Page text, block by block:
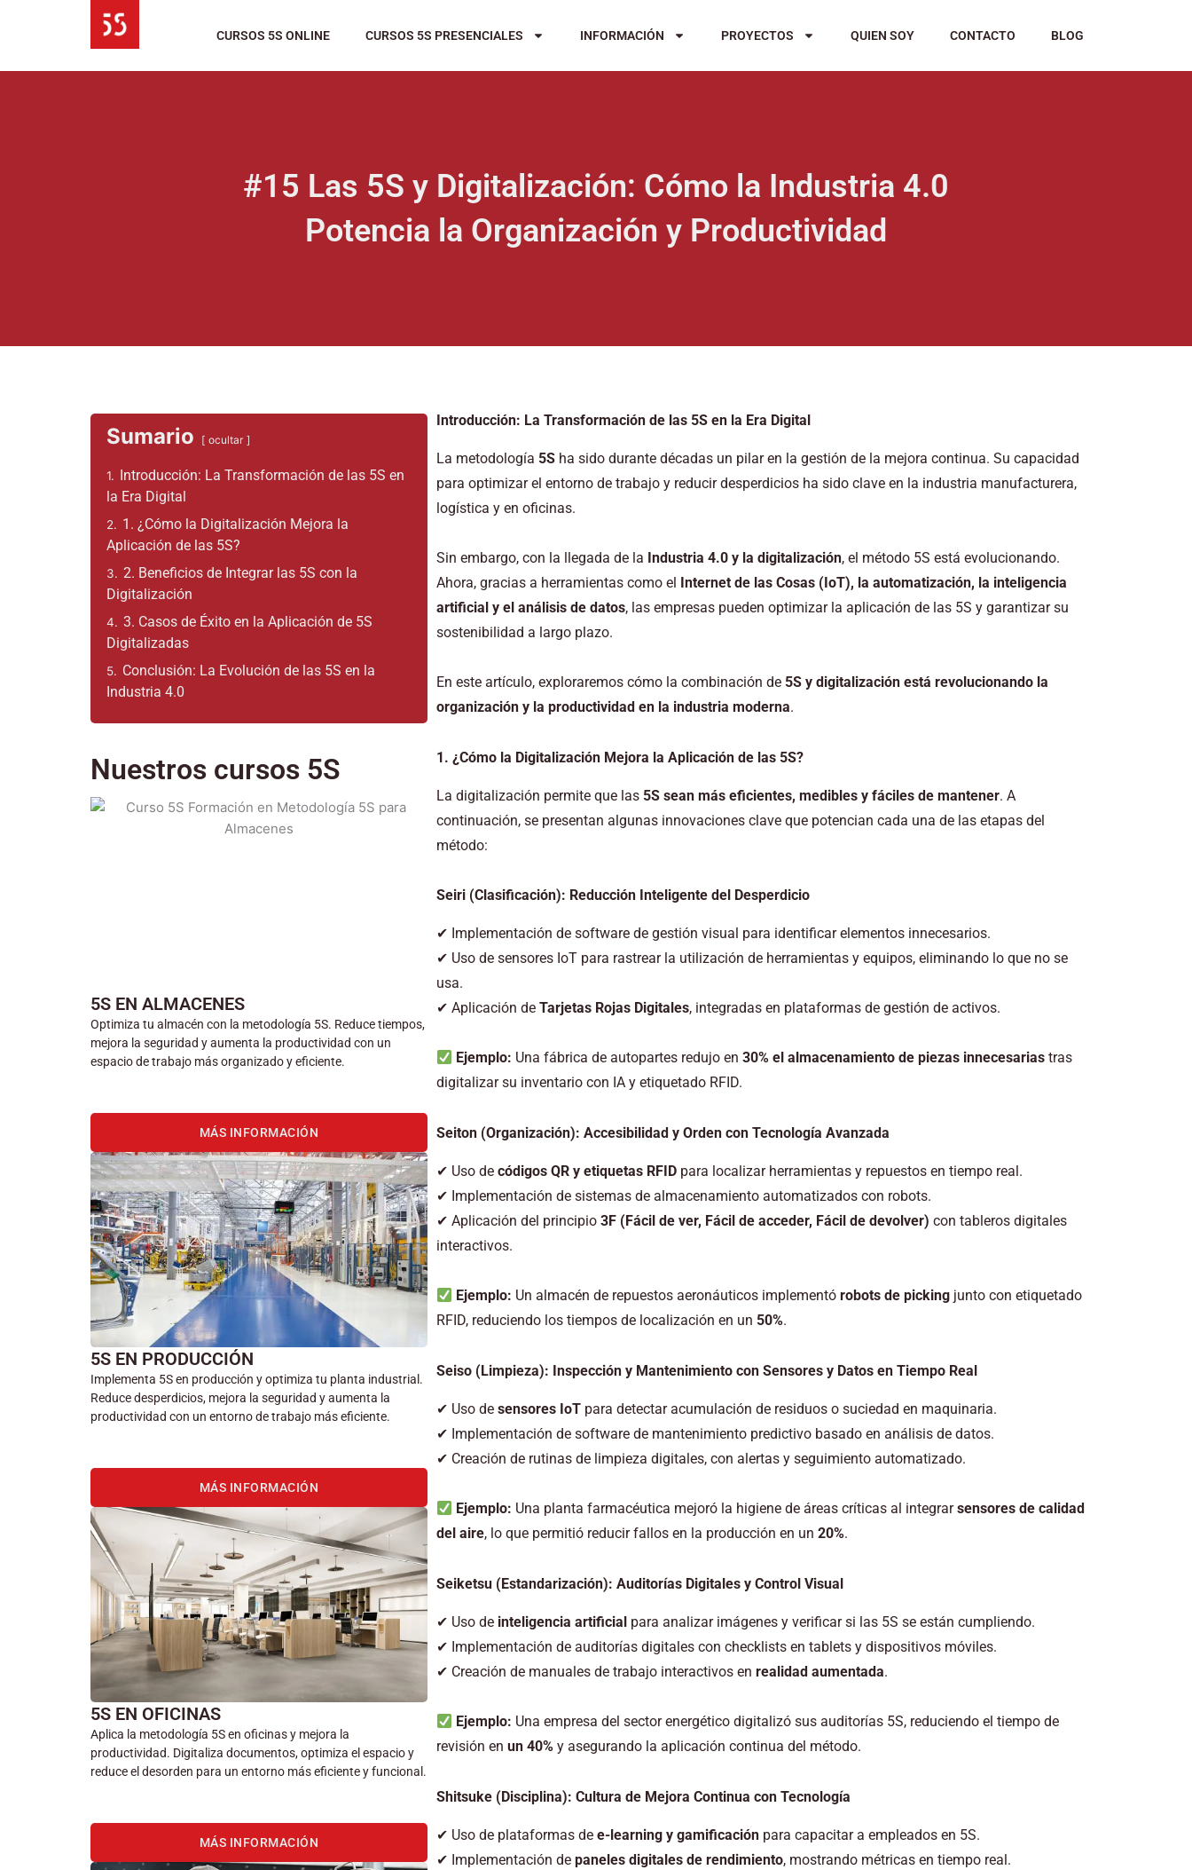
CURSOS 5S ONLINE CURSOS 5S PRESENCIALES INFORMACIÓN PROYECTOS QUIEN SOY CONTACTO BLOG
#15 Las 5S y Digitalización: Cómo la Industria 4.0
Potencia la Organización y Productividad
Sumario ocultar
1. Introducción: La Transformación de las 5S en
la Era Digital
2. 1. ¿Cómo la Digitalización Mejora la
Aplicación de las 5S?
3. 2. Beneficios de Integrar las 5S con la
Digitalización
4. 3. Casos de Éxito en la Aplicación de 5S
Digitalizadas
5. Conclusión: La Evolución de las 5S en la
Industria 4.0
Nuestros cursos 5S
5S EN ALMACENES
Optimiza tu almacén con la metodología 5S. Reduce tiempos,
mejora la seguridad y aumenta la productividad con un
espacio de trabajo más organizado y eficiente.
MÁS INFORMACIÓN
5S EN PRODUCCIÓN
Implementa 5S en producción y optimiza tu planta industrial.
Reduce desperdicios, mejora la seguridad y aumenta la
productividad con un entorno de trabajo más eficiente.
MÁS INFORMACIÓN
5S EN OFICINAS
Aplica la metodología 5S en oficinas y mejora la
productividad. Digitaliza documentos, optimiza el espacio y
reduce el desorden para un entorno más eficiente y funcional.
MÁS INFORMACIÓN
Introducción: La Transformación de las 5S en la Era Digital
La metodología 5Sha sido durante décadas un pilar en la gestión de la mejora continua. Su capacidad
para optimizar el entorno de trabajo y reducir desperdicios ha sido clave en la industria manufacturera,
logística y en oficinas.
Sin embargo, con la llegada de la Industria 4.0 y la digitalización, el método 5S está evolucionando.
Ahora, gracias a herramientas como el Internet de las Cosas (IoT), la automatización, la inteligencia
artificial y el análisis de datos, las empresas pueden optimizar la aplicación de las 5S y garantizar su
sostenibilidad a largo plazo.
En este artículo, exploraremos cómo la combinación de 5S y digitalización está revolucionando la
organización y la productividad en la industria moderna.
1. ¿Cómo la Digitalización Mejora la Aplicación de las 5S?
La digitalización permite que las 5S sean más eficientes, medibles y fáciles de mantener. A
continuación, se presentan algunas innovaciones clave que potencian cada una de las etapas del
método:
Seiri (Clasificación): Reducción Inteligente del Desperdicio
✔ Implementación de software de gestión visual para identificar elementos innecesarios.
✔ Uso de sensores IoT para rastrear la utilización de herramientas y equipos, eliminando lo que no se
usa.
✔ Aplicación de Tarjetas Rojas Digitales, integradas en plataformas de gestión de activos.
Ejemplo: Una fábrica de autopartes redujo en30% el almacenamiento de piezas innecesarias tras
digitalizar su inventario con IA y etiquetado RFID.
Seiton (Organización): Accesibilidad y Orden con Tecnología Avanzada
✔ Uso de códigos QR y etiquetas RFIDpara localizar herramientas y repuestos en tiempo real.
✔ Implementación de sistemas de almacenamiento automatizados con robots.
✔ Aplicación del principio 3F (Fácil de ver, Fácil de acceder, Fácil de devolver) con tableros digitales
interactivos.
Ejemplo: Un almacén de repuestos aeronáuticos implementórobots de picking junto con etiquetado
RFID, reduciendo los tiempos de localización en un 50%.
Seiso (Limpieza): Inspección y Mantenimiento con Sensores y Datos en Tiempo Real
✔ Uso de sensores IoTpara detectar acumulación de residuos o suciedad en maquinaria.
✔ Implementación de software de mantenimiento predictivo basado en análisis de datos.
✔ Creación de rutinas de limpieza digitales, con alertas y seguimiento automatizado.
Ejemplo: Una planta farmacéutica mejoró la higiene de áreas críticas al integrarsensores de calidad
del aire, lo que permitió reducir fallos en la producción en un 20%.
Seiketsu (Estandarización): Auditorías Digitales y Control Visual
✔ Uso de inteligencia artificialpara analizar imágenes y verificar si las 5S se están cumpliendo.
✔ Implementación de auditorías digitales con checklists en tablets y dispositivos móviles.
✔ Creación de manuales de trabajo interactivos en realidad aumentada.
Ejemplo: Una empresa del sector energético digitalizó sus auditorías 5S, reduciendo el tiempo de
revisión en un 40%y asegurando la aplicación continua del método.
Shitsuke (Disciplina): Cultura de Mejora Continua con Tecnología
✔ Uso de plataformas de e-learning y gamificaciónpara capacitar a empleados en 5S.
✔ Implementación de paneles digitales de rendimiento, mostrando métricas en tiempo real.